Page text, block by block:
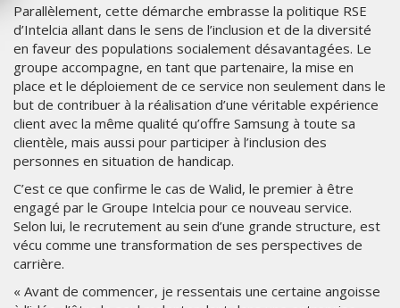
Parallèlement, cette démarche embrasse la politique RSE
d’Intelcia allant dans le sens de l’inclusion et de la diversité
en faveur des populations socialement désavantagées. Le
groupe accompagne, en tant que partenaire, la mise en
place et le déploiement de ce service non seulement dans le
but de contribuer à la réalisation d’une véritable expérience
client avec la même qualité qu’offre Samsung à toute sa
clientèle, mais aussi pour participer à l’inclusion des
personnes en situation de handicap.
C’est ce que confirme le cas de Walid, le premier à être
engagé par le Groupe Intelcia pour ce nouveau service.
Selon lui, le recrutement au sein d’une grande structure, est
vécu comme une transformation de ses perspectives de
carrière.
« Avant de commencer, je ressentais une certaine angoisse